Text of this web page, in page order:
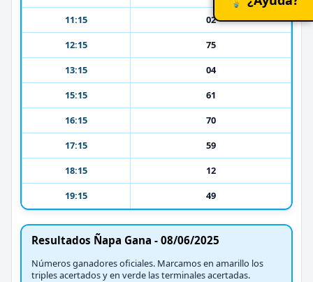
11:15
02
12:15
75
13:15
04
15:15
61
16:15
70
17:15
59
18:15
12
19:15
49
Resultados Ñapa Gana - 08/06/2025
Números ganadores oficiales. Marcamos en amarillo los
triples acertados y en verde las terminales acertadas.